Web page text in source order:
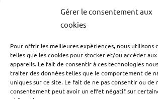
Gérer le consentement aux
cookies
Pour offrir les meilleures expériences, nous utilisons
telles que les cookies pour stocker et/ou accéder
appareils. Le fait de consentir à ces technologies
traiter des données telles que le comportement de
uniques sur ce site. Le fait de ne pas consentir ou de
consentement peut avoir un effet négatif sur
antilles-
françaises,
antilles-
guyane,
Exposition
Antilles-Guyane Blog Culture
Navigation
de
l’article
Publication précédente
341 ans après sa promulgation, le
officiellement abrogé par